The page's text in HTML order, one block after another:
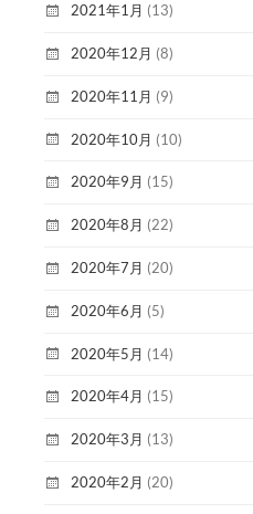
2021年1月 (13)
2020年12月 (8)
2020年11月 (9)
2020年10月 (10)
2020年9月 (15)
2020年8月 (22)
2020年7月 (20)
2020年6月 (5)
2020年5月 (14)
2020年4月 (15)
2020年3月 (13)
2020年2月 (20)